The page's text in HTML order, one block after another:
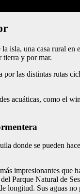
isla, una casa rural
tierra y por mar.
por las distintas rutas
acuáticas, como el
donde se pueden
impresionantes que
Parque Natural de
longitud. Sus aguas